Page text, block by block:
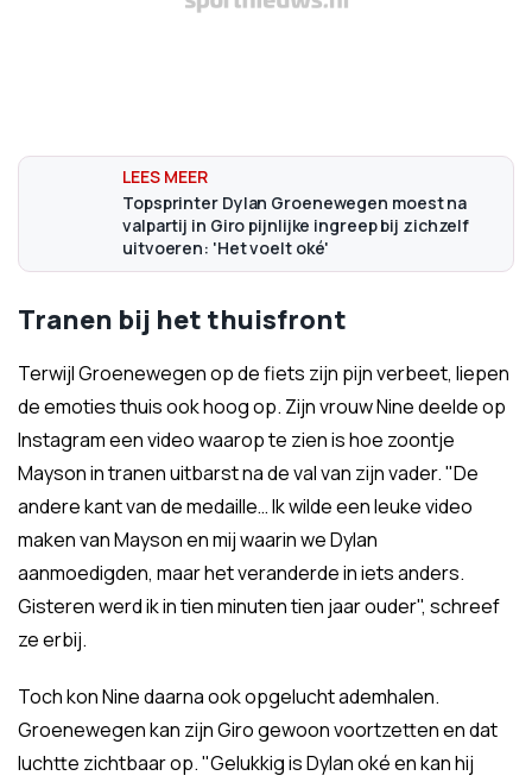
Topsprinter Dylan Groenewegen moest na
valpartij in Giro pijnlijke ingreep bij zichzelf
uitvoeren: 'Het voelt oké'
Tranen bij het thuisfront
Terwijl Groenewegen op de fiets zijn pijn verbeet, liepen
de emoties thuis ook hoog op. Zijn vrouw Nine deelde op
Instagram een video waarop te zien is hoe zoontje
Mayson in tranen uitbarst na de val van zijn vader. "De
andere kant van de medaille… Ik wilde een leuke video
maken van Mayson en mij waarin we Dylan
aanmoedigden, maar het veranderde in iets anders.
Gisteren werd ik in tien minuten tien jaar ouder", schreef
ze erbij.
Toch kon Nine daarna ook opgelucht ademhalen.
Groenewegen kan zijn Giro gewoon voortzetten en dat
luchtte zichtbaar op. "Gelukkig is Dylan oké en kan hij